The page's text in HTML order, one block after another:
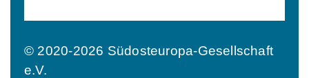
© 2020-2026 Südosteuropa-Gesellschaft
e.V.